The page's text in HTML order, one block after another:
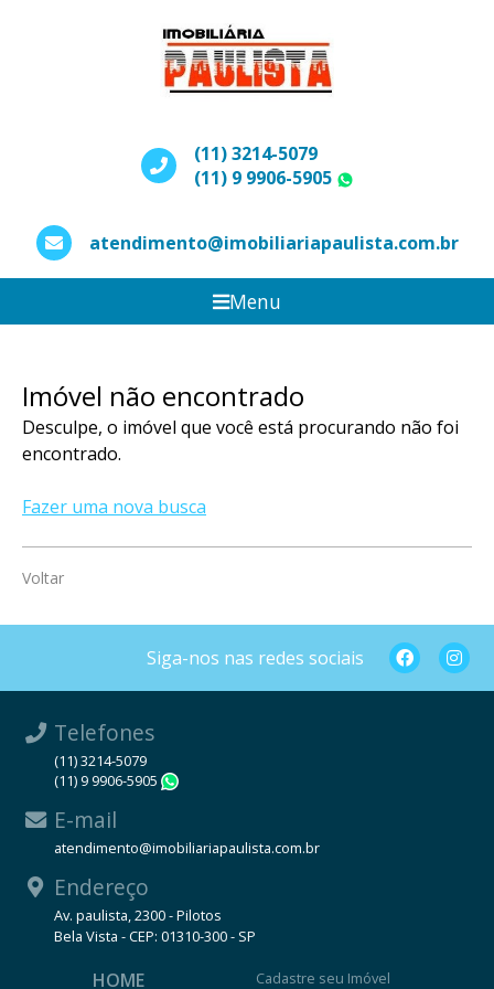
(11) 3214-5079
(11) 9 9906-5905
atendimento@imobiliariapaulista.com.br
Menu
Imóvel não encontrado
Desculpe, o imóvel que você está procurando não foi
encontrado.
Fazer uma nova busca
Voltar
Siga-nos nas redes sociais
Telefones
(11) 3214-5079
(11) 9 9906-5905
E-mail
atendimento@imobiliariapaulista.com.br
Endereço
Av. paulista, 2300 - Pilotos
Bela Vista - CEP: 01310-300 - SP
HOME Cadastre seu Imóvel